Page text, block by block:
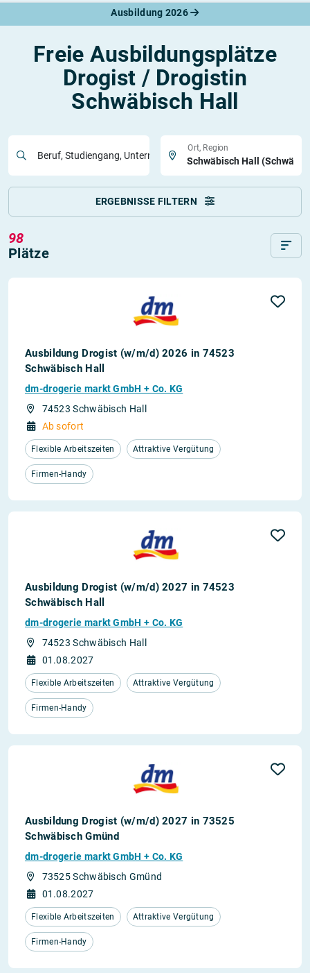
Ausbildung 2026
Freie Ausbildungsplätze
Drogist / Drogistin
Schwäbisch Hall
Beruf, Studiengang, Unternehmen
Ort, Region
ERGEBNISSE FILTERN
98
Plätze
Ausbildung Drogist (w/m/d) 2026 in 74523
Schwäbisch Hall
dm-drogerie markt GmbH + Co. KG
74523 Schwäbisch Hall
Ab sofort
Flexible Arbeitszeiten Attraktive Vergütung
Firmen-Handy
Ausbildung Drogist (w/m/d) 2027 in 74523
Schwäbisch Hall
dm-drogerie markt GmbH + Co. KG
74523 Schwäbisch Hall
01.08.2027
Flexible Arbeitszeiten Attraktive Vergütung
Firmen-Handy
Ausbildung Drogist (w/m/d) 2027 in 73525
Schwäbisch Gmünd
dm-drogerie markt GmbH + Co. KG
73525 Schwäbisch Gmünd
01.08.2027
Flexible Arbeitszeiten Attraktive Vergütung
Firmen-Handy